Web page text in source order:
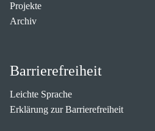
Projekte
Archiv
Barrierefreiheit
Leichte Sprache
Erklärung zur Barrierefreiheit